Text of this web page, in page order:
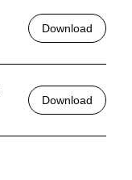
Download
Download